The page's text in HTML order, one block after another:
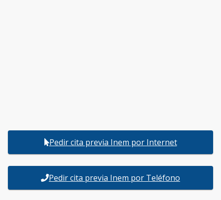
Pedir cita previa Inem por Internet
Pedir cita previa Inem por Teléfono